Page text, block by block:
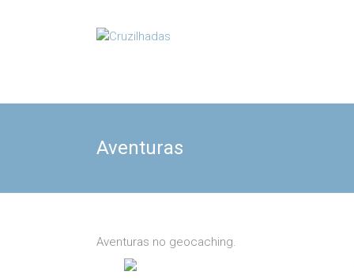
Cruzilhadas
Aventuras
Aventuras no geocaching.